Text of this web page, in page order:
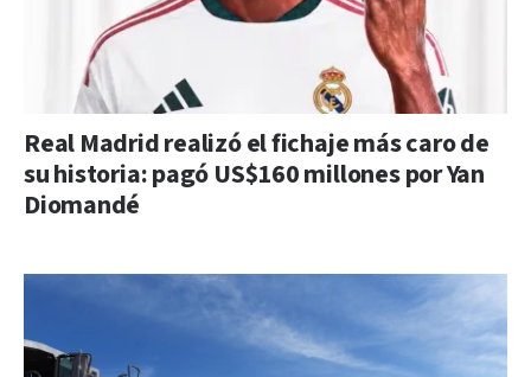
Real Madrid realizó el fichaje más caro de
su historia: pagó US$160 millones por Yan
Diomandé